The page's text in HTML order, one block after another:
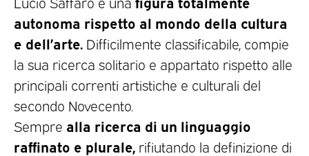
autonoma rispetto al mondo della cultura
e dell’arte. Difficilmente classificabile, compie
la sua ricerca solitario e appartato rispetto alle
principali correnti artistiche e culturali del
secondo Novecento.
Sempre alla ricerca di un linguaggio
raffinato e plurale, rifiutando la definizione di